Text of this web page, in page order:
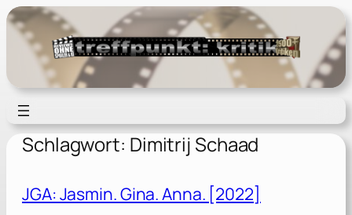
Zum
Inhalt
springen
Schlagwort: Dimitrij Schaad
JGA: Jasmin. Gina. Anna. [2022]